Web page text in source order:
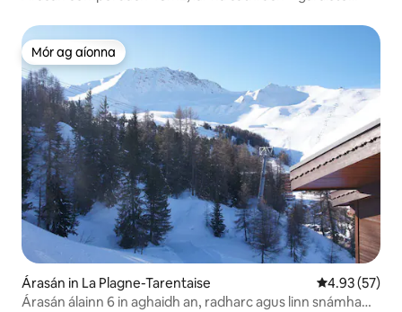
Mór ag aíonna
Mór ag aíonna
Árasán in La Plagne-Tarentaise Meánrátáil
4.93 (57)
Árasán álainn 6 in aghaidh an, radharc agus linn snámha